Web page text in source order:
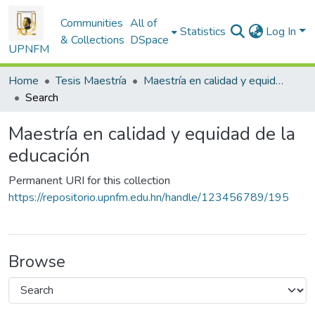
UPNFM
Communities
& Collections
All of
DSpace
Statistics Log In
Home Tesis Maestría
Maestría en calidad y equidad de la educación
Search
Maestría en calidad y equidad de la
educación
Permanent URI for this collection
https://repositorio.upnfm.edu.hn/handle/123456789/195
Browse